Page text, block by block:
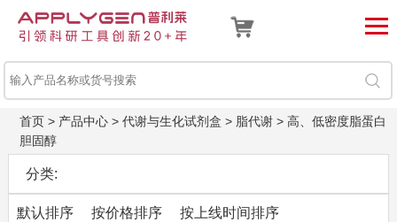
首页> 产品中心> 代谢与生化试剂盒 > 脂代谢> 高、低密度脂蛋白
胆固醇
分类:
默认排序 按价格排序 按上线时间排序